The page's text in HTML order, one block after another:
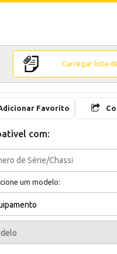
Carregar lista
Favorito
com:
um modelo: